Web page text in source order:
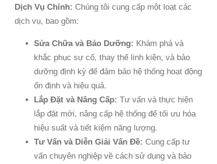
Dịch Vụ Chính: Chúng tôi cung cấp một loạt các
dịch vụ, bao gồm:
Sửa Chữa và Bảo Dưỡng: Khám phá và
khắc phục sự cố, thay thế linh kiện, và bảo
dưỡng định kỳ để đảm bảo hệ thống hoạt động
ổn định và hiệu quả.
Lắp Đặt và Nâng Cấp: Tư vấn và thực hiện
lắp đặt mới, nâng cấp hệ thống để tối ưu hóa
hiệu suất và tiết kiệm năng lượng.
Tư Vấn và Diễn Giải Vấn Đề: Cung cấp tư
vấn chuyên nghiệp về cách sử dụng và bảo